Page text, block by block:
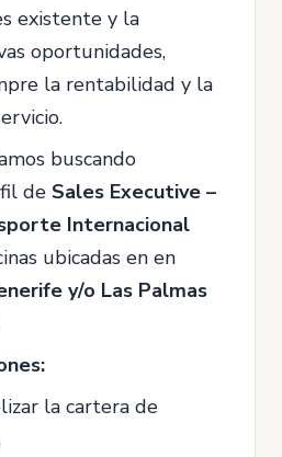
existente y la
oportunidades,
la rentabilidad y la
buscando
de Sales Executive –
Internacional
ubicadas en en
y/o Las Palmas
la cartera de